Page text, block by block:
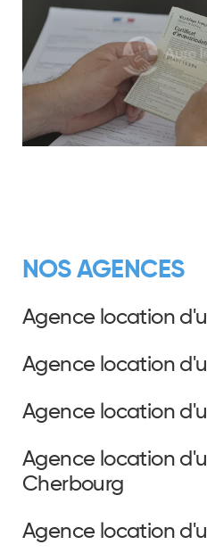
NOS AGENCES
Agence location
Agence location
Agence location
Agence location
Cherbourg
Agence location